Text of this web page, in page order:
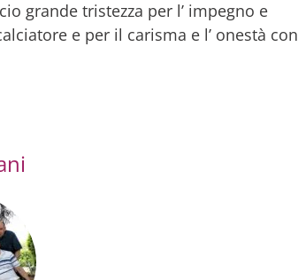
grande tristezza per l’ impegno e
e per il carisma e l’ onestà con